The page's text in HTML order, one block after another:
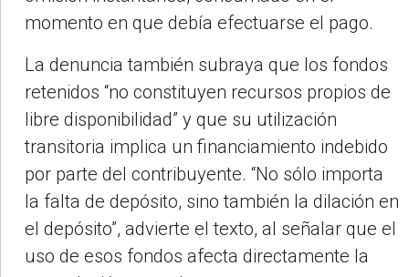
momento en que debía efectuarse el pago.
La denuncia también subraya que los fondos
retenidos “no constituyen recursos propios de
libre disponibilidad” y que su utilización
transitoria implica un financiamiento indebido
por parte del contribuyente. “No sólo importa
la falta de depósito, sino también la dilación en
el depósito”, advierte el texto, al señalar que el
uso de esos fondos afecta directamente la